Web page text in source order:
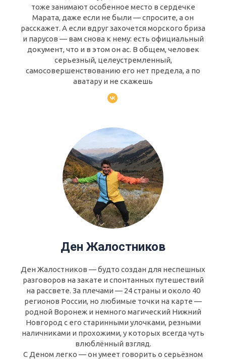
тоже занимают особенное место в сердечке
Марата, даже если не были — спросите, а он
расскажет. А если вдруг захочется морского бриза
и парусов — вам снова к нему: есть официальный
документ, что и в этом он ас. В общем, человек
серьезный, целеустремленный,
самосовершенствованию его нет предела, а по
аватару и не скажешь
Ден Жалостников
Ден Жалостников — будто создан для неспешных
разговоров на закате и спонтанных путешествий
на рассвете. За плечами — 24 страны и около 40
регионов России, но любимые точки на карте —
родной Воронеж и немного магический Нижний
Новгород с его старинными улочками, резными
наличниками и прохожими, у которых всегда чуть
влюблённый взгляд.
С Деном легко — он умеет говорить о серьёзном